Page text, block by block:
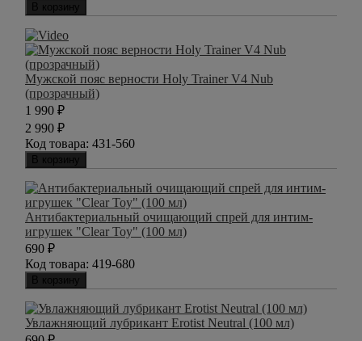
В корзину
Мужской пояс верности Holy Trainer V4 Nub
(прозрачный)
1 990 ₽
2 990 ₽
Код товара: 431-560
В корзину
Антибактериальный очищающий спрей для интим-
игрушек "Clear Toy" (100 мл)
690 ₽
Код товара: 419-680
В корзину
Увлажняющий лубрикант Erotist Neutral (100 мл)